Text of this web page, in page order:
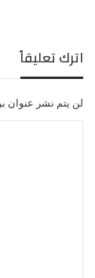
اترك تعليقاً
لن يتم نشر عنوان